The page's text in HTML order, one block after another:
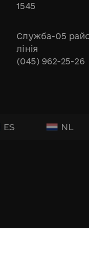
1545
Служба-05
лінія
(045) 962-25-26
ES NL